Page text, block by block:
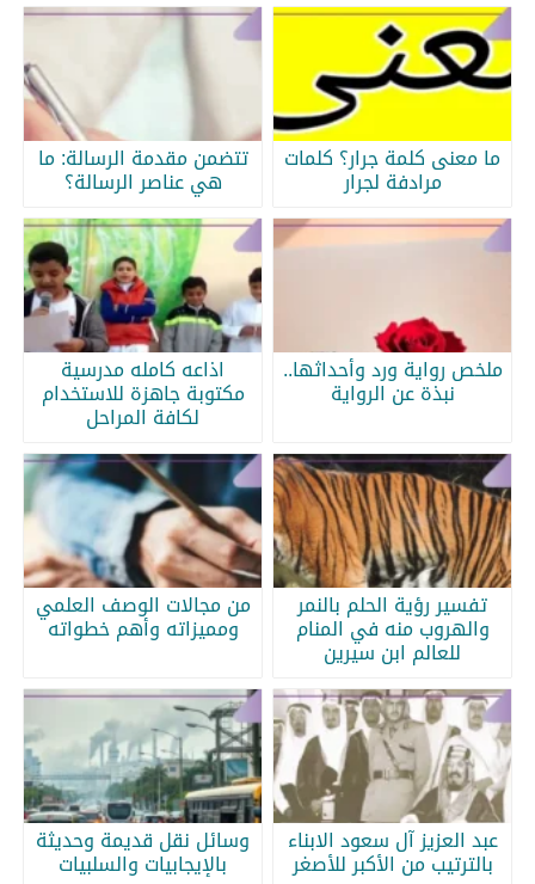
ما معنى كلمة جرار؟ كلمات
مرادفة لجرار
تتضمن مقدمة الرسالة: ما
هي عناصر الرسالة؟
ملخص رواية ورد وأحداثها..
نبذة عن الرواية
اذاعه كامله مدرسية
مكتوبة جاهزة للاستخدام
لكافة المراحل
تفسير رؤية الحلم بالنمر
والهروب منه في المنام
للعالم ابن سيرين
من مجالات الوصف العلمي
ومميزاته وأهم خطواته
عبد العزيز آل سعود الابناء
بالترتيب من الأكبر للأصغر
وسائل نقل قديمة وحديثة
بالإيجابيات والسلبيات